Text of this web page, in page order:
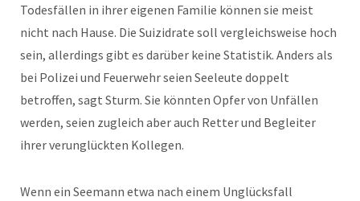
Todesfällen in ihrer eigenen Familie können sie meist
nicht nach Hause. Die Suizidrate soll vergleichsweise hoch
sein, allerdings gibt es darüber keine Statistik. Anders als
bei Polizei und Feuerwehr seien Seeleute doppelt
betroffen, sagt Sturm. Sie könnten Opfer von Unfällen
werden, seien zugleich aber auch Retter und Begleiter
ihrer verunglückten Kollegen.
Wenn ein Seemann etwa nach einem Unglücksfall